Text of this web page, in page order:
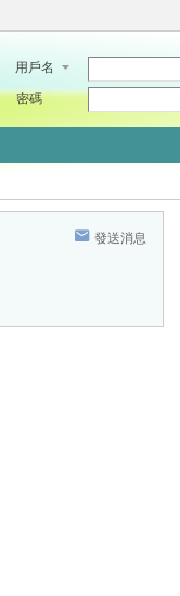
用戶名
密碼
發送消息